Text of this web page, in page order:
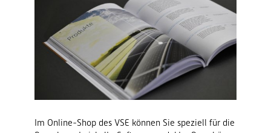
Im Online-Shop des VSE können Sie speziell für die